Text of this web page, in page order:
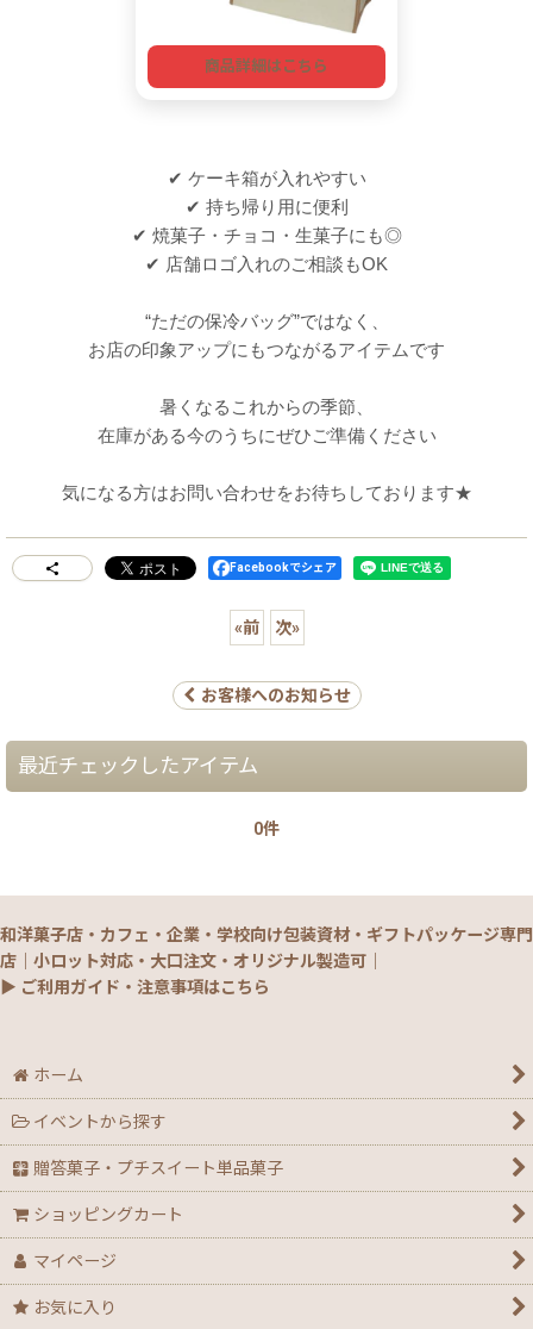
商品詳細はこちら
✔ ケーキ箱が入れやすい
✔ 持ち帰り用に便利
✔ 焼菓子・チョコ・生菓子にも◎
✔ 店舗ロゴ入れのご相談もOK
“ただの保冷バッグ”ではなく、
お店の印象アップにもつながるアイテムです
暑くなるこれからの季節、
在庫がある今のうちにぜひご準備ください
気になる方はお問い合わせをお待ちしております★
Facebookでシェア
«前 次»
お客様へのお知らせ
最近チェックしたアイテム
0件
和洋菓子店・カフェ・企業・学校向け包装資材・ギフトパッケージ専門
店｜小ロット対応・大口注文・オリジナル製造可｜
▶ ご利用ガイド・注意事項はこちら
ホーム
イベントから探す
贈答菓子・プチスイート単品菓子
ショッピングカート
マイページ
お気に入り